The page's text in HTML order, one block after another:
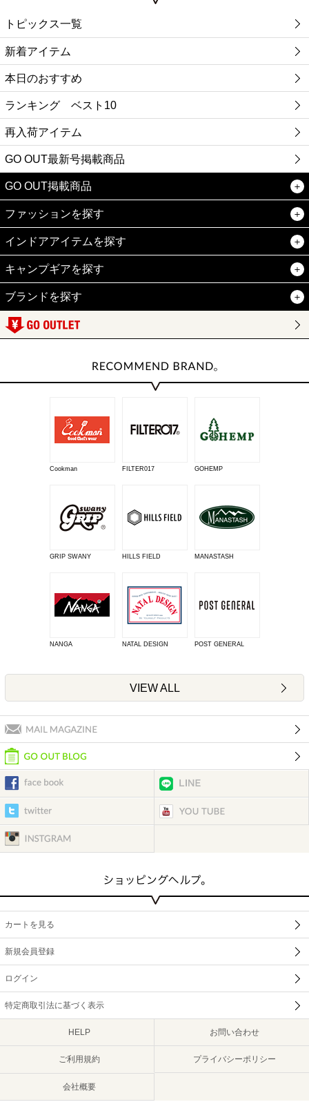
トピックス一覧
新着アイテム
本日のおすすめ
ランキング ベスト10
再入荷アイテム
GO OUT最新号掲載商品
GO OUT掲載商品
ファッションを探す
インドアアイテムを探す
キャンプギアを探す
ブランドを探す
Cookman FILTER017 GOHEMP
GRIP SWANY HILLS FIELD MANASTASH
NANGA NATAL DESIGN POST GENERAL
VIEW ALL
カートを見る
新規会員登録
ログイン
特定商取引法に基づく表示
HELP お問い合わせ
ご利用規約 プライバシーポリシー
会社概要